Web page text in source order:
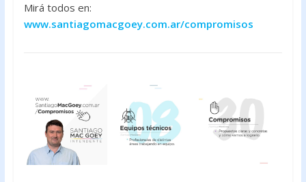
Mirá todos en:
www.santiagomacgoey.com.ar/compromisos